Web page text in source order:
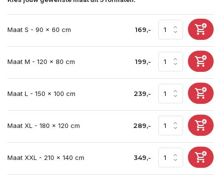
Maat S - 90 x 60 cm 169,-
Maat M - 120 x 80 cm 199,-
Maat L - 150 x 100 cm 239,-
Maat XL - 180 x 120 cm 289,-
Maat XXL - 210 x 140 cm 349,-